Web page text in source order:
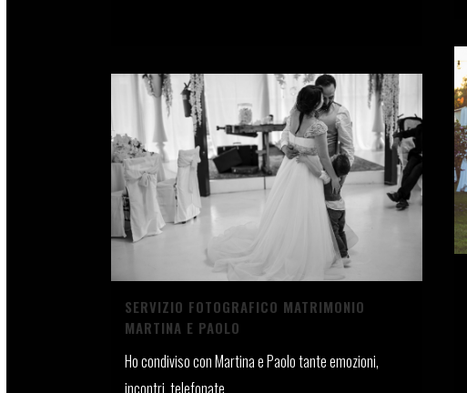
SERVIZIO FOTOGRAFICO MATRIMONIO
MARTINA E PAOLO
Ho condiviso con Martina e Paolo tante emozioni,
incontri, telefonate...